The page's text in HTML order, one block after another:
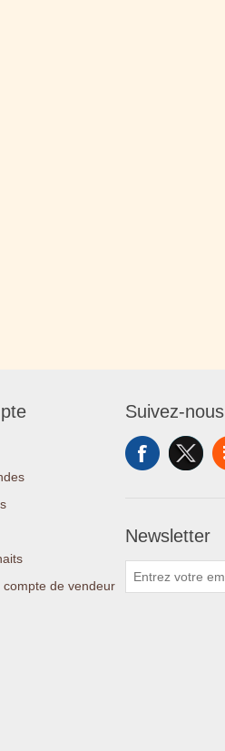
compte de vendeur
Suivez-nous
Newsletter